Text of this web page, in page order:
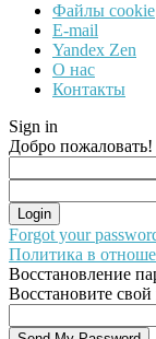
Файлы cookie
E-mail
Yandex Zen
О нас
Контакты
Sign in
Добро
Forgot your
Политика в
Восстановление
Восстановите свой